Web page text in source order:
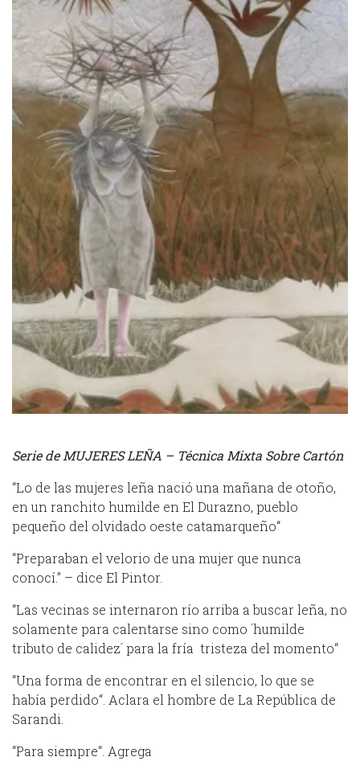
Serie de MUJERES LEÑA – Técnica Mixta Sobre Cartón
“Lo de las mujeres leña nació una mañana de otoño,
en un ranchito humilde en El Durazno, pueblo
pequeño del olvidado oeste catamarqueño“
“Preparaban el velorio de una mujer que nunca
conocí.” – dice El Pintor.
“Las vecinas se internaron río arriba a buscar leña, no
solamente para calentarse sino como ´humilde
tributo de calidez´ para la fría tristeza del momento“
“Una forma de encontrar en el silencio, lo que se
había perdido“. Aclara el hombre de La República de
Sarandi.
“Para siempre“. Agrega